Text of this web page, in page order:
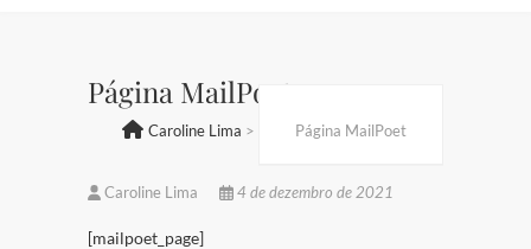
Página MailPoet
Caroline Lima > Página MailPoet
Caroline Lima 4 de dezembro de 2021
[mailpoet_page]